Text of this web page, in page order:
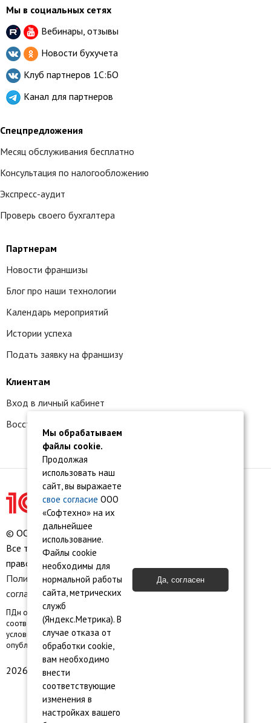
Мы в социальных сетях
Вебинары, отзывы
Новости бухучета
Клуб партнеров 1С:БО
Канал для партнеров
Спецпредложения
Месяц обслуживания бесплатно
Консультация по налогообложению
Экспресс-аудит
Проверь своего бухгалтера
Партнерам
Новости франшизы
Блог про наши технологии
Календарь мероприятий
Истории успеха
Подать заявку на франшизу
Клиентам
Вход в личный кабинет
Восстановление доступа к сервису 1С:БО
© ООО «Софтехно» Все права защищены.
Все торговые марки являются собственностью их
правообладателей.
Политика конфиденциальности
Пользовательское
соглашение • Карта сайта
ПДн опубликованы на сайте при наличии правовых оснований в
соответствии с ч.1 ст.6 и ст. 10.1 152-ФЗ. Субъектами установлены
условия и запреты на обработку неограниченным кругом лиц
опубликованных персональных данных
2026 © ООО «Софтехно»
Мы обрабатываем
файлы cookie.
Продолжая
использовать наш
сайт, вы выражаете
свое согласие ООО
«Софтехно» на их
дальнейшее
использование.
Файлы cookie
необходимы для
нормальной работы
сайта, метрических
служб
(Яндекс.Метрика). В
случае отказа от
обработки cookie,
вам необходимо
внести
соответствующие
изменения в
настройках вашего
Да, согласен